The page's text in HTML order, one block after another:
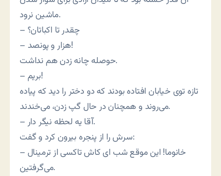
ماشین نرود.
– چقدر تا اکباتان؟
– هزار و پونصد!
حوصله چانه زدن هم نداشت.
– بریم!
تازه توی خیابان افتاده بودند که دو دختر را دید که پیاده
می‌روند و همچنان در حال گپ زدن، می‌خندند.
– آقا یه لحظه نیگر دار.
سرش را از پنجره بیرون کرد و گفت:
– خانوما! این موقع شب ای کاش تاکسی از ترمینال
می‌گرفتین.